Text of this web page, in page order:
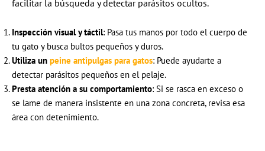
facilitar la búsqueda y detectar parásitos ocultos.
Inspección visual y táctil: Pasa tus manos por todo el cuerpo de
tu gato y busca bultos pequeños y duros.
Utiliza un peine antipulgas para gatos: Puede ayudarte a
detectar parásitos pequeños en el pelaje.
Presta atención a su comportamiento: Si se rasca en exceso o
se lame de manera insistente en una zona concreta, revisa esa
área con detenimiento.